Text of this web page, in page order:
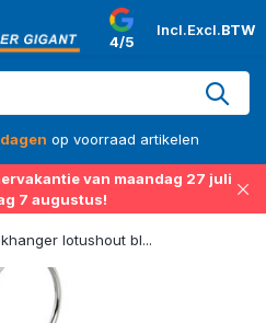
4/5
Incl.Excl.BTW
op voorraad artikelen
van maandag 27 juli
7 augustus!
lotushout bl...